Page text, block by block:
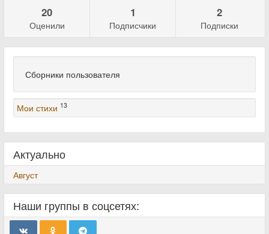
20
Оценили
1
Подписчики
2
Подписки
Сборники пользователя
Мои стихи 13
Актуально
Август
Наши группы в соцсетях: